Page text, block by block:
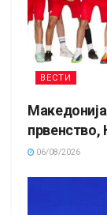
ВЕСТИ
првенство,
06/08/2026